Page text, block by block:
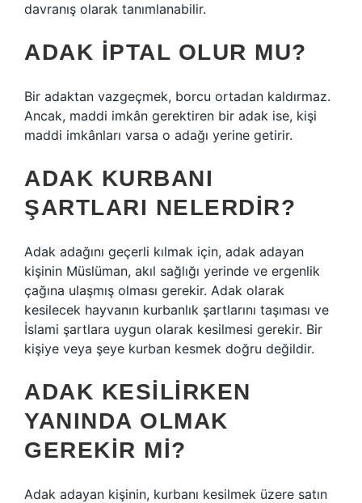
davranış olarak tanımlanabilir.
ADAK IPTAL OLUR MU?
Bir adaktan vazgeçmek, borcu ortadan kaldırmaz.
Ancak, maddi imkân gerektiren bir adak ise, kişi
maddi imkânları varsa o adağı yerine getirir.
ADAK KURBANI
ŞARTLARI NELERDIR?
Adak adağını geçerli kılmak için, adak adayan
kişinin Müslüman, akıl sağlığı yerinde ve ergenlik
çağına ulaşmış olması gerekir. Adak olarak
kesilecek hayvanın kurbanlık şartlarını taşıması ve
İslami şartlara uygun olarak kesilmesi gerekir. Bir
kişiye veya şeye kurban kesmek doğru değildir.
ADAK KESILIRKEN
YANINDA OLMAK
GEREKIR MI?
Adak adayan kişinin, kurbanı kesilmek üzere satın